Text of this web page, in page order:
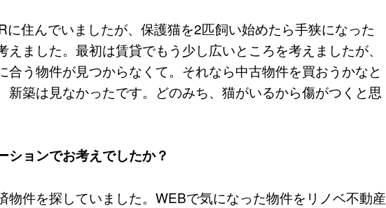
に住んでいましたが、保護猫を2匹飼い始めたら手狭になった
えました。最初は賃貸でもう少し広いところを考えましたが、
合う物件が見つからなくて。それなら中古物件を買おうかなと
新築は見なかったです。どのみち、猫がいるから傷がつくと思
ションでお考えでしたか？
物件を探していました。WEBで気になった物件をリノベ不動産